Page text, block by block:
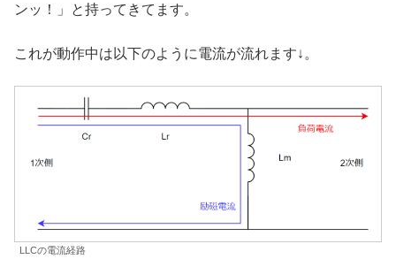
ンッ！」と持ってきてます。
これが動作中は以下のように電流が流れます↓。
LLCの電流経路